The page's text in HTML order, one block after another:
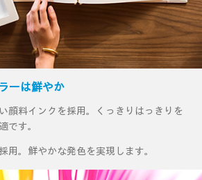
ーは鮮やか
顔料インクを採用。くっきりはっきりを
です。
用。鮮やかな発色を実現します。